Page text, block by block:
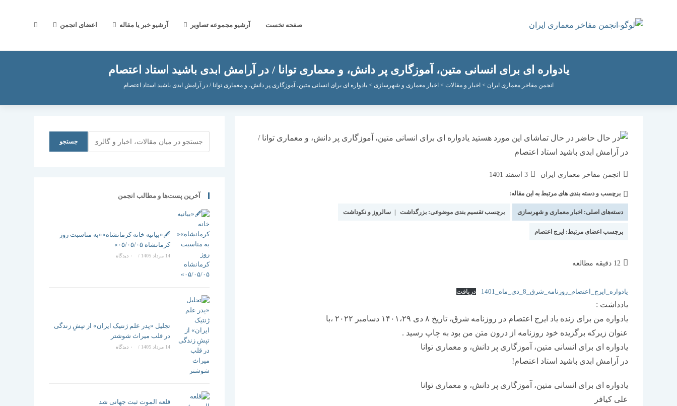
صفحه نخست آرشیو مجموعه تصاویر آرشیو خبر یا مقاله اعضای انجمن جستجوی
یادواره ای برای انسانی متین، آموزگاری پر دانش، و معماری توانا / در آرامش ابدی باشید استاد اعتصام
انجمن مفاخر معماری ایران > اخبار و مقالات > اخبار معماری و شهرسازی > یادواره ای برای انسانی متین، آموزگاری پر دانش، و معماری توانا / در آرامش ابدی باشید استاد اعتصام
نویسندهٔ
انجمن مفاخر معماری ایران
نوشته
شده
است:
3 اسفند 1401
دسته‌
نوشته:
برچسب و دسته بندی های مرتبط به این مقاله:
دسته‌های اصلی: اخبار معماری و شهرسازی برچسب تقسیم بندی موضوعی:بزرگداشت سالروز و نکوداشت
برچسب اعضای مرتبط: ایرج اعتصام
زمان
12 دقیقه مطالعه
یادواره_ایرج_اعتصام_روزنامه_شرق_8_دی_ماه_1401 دریافت
یادداشت :
یادواره من برای زنده یاد ایرج اعتصام در روزنامه شرق، تاریخ ۸ دی ۱۴۰۱،۲۹ دسامبر ۲۰۲۲ ،با
عنوان زیرکه برگزیده خود روزنامه از درون متن من بود به چاپ رسید .
یادواره ای برای انسانی متین، آموزگاری پر دانش، و معماری توانا
در آرامش ابدی باشید استاد اعتصام!
یادواره ای برای انسانی متین، آموزگاری پر دانش، و معماری توانا
علی کیافر
جستجو
آخرین پست‌ها و مطالب انجمن
🖋️«بیانیه خانه کرمانشاه»«به مناسبت روز
کرمانشاه ۰۵/۰۵/۰۵»
14 مرداد 1405 / ۰ دیدگاه
تجلیل «پدر علم ژنتیک ایران» از تپشِ زندگی
در قلب میراث شوشتر
14 مرداد 1405 / ۰ دیدگاه
قلعه الموت ثبت جهانی شد